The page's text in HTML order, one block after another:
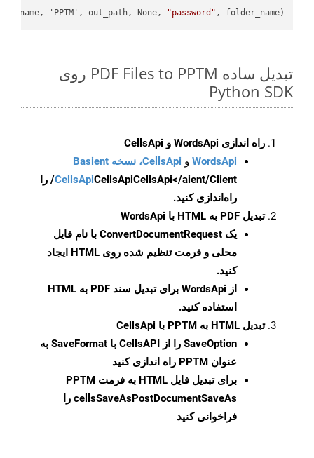
'PPTM', out_path, None,
"password" , folder_name)
تبدیل ساده PDF Files to PPTM روی
Python SDK
راه اندازی WordsApi و CellsApi
WordsApi و CellsApi، نسخه Basient
CellsApiCellsApi
CellsApi</aient/Client/ را
راه‌اندازی کنید.
تبدیل PDF به HTML با WordsApi
یک ConvertDocumentRequest با نام فایل
محلی و فرمت تنظیم شده روی HTML ایجاد
کنید.
از WordsApi برای تبدیل سند PDF به HTML
استفاده کنید.
تبدیل HTML به PPTM با CellsApi
SaveOption
را از CellsAPI با SaveFormat به
عنوان PPTM راه اندازی کنید
برای تبدیل فایل HTML به فرمت
PPTM
cellsSaveAsPostDocumentSaveAs را
فراخوانی کنید